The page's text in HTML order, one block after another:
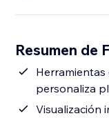
Resumen de
Herramientas
personaliza
Visualización